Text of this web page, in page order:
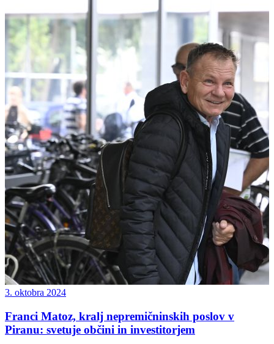
3. oktobra 2024
Franci Matoz, kralj nepremičninskih poslov v
Piranu: svetuje občini in investitorjem